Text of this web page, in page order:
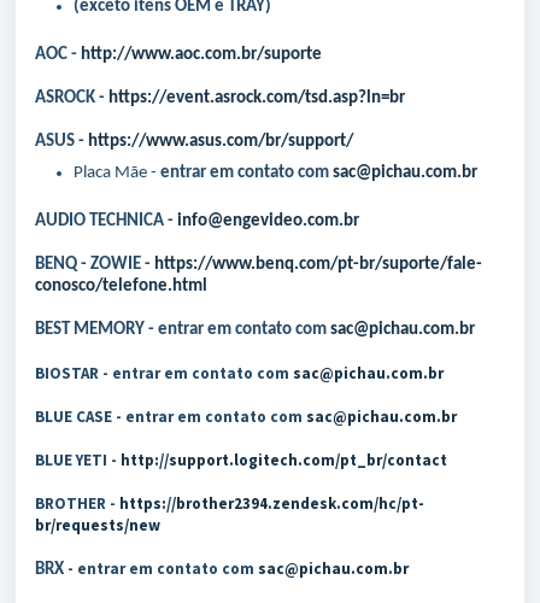
(exceto itens OEM e TRAY)
AOC - http://www.aoc.com.br/suporte
ASROCK - https://event.asrock.com/tsd.asp?ln=br
ASUS - https://www.asus.com/br/support/
Placa Mãe - entrar em contato com sac@pichau.com.br
AUDIO TECHNICA - info@engevideo.com.br
BENQ - ZOWIE - https://www.benq.com/pt-br/suporte/fale-
conosco/telefone.html
BEST MEMORY - entrar em contato com sac@pichau.com.br
BIOSTAR - entrar em contato com sac@pichau.com.br
BLUE CASE - entrar em contato com sac@pichau.com.br
BLUE YETI - http://support.logitech.com/pt_br/contact
BROTHER - https://brother2394.zendesk.com/hc/pt-
br/requests/new
BRX - entrar em contato com sac@pichau.com.br